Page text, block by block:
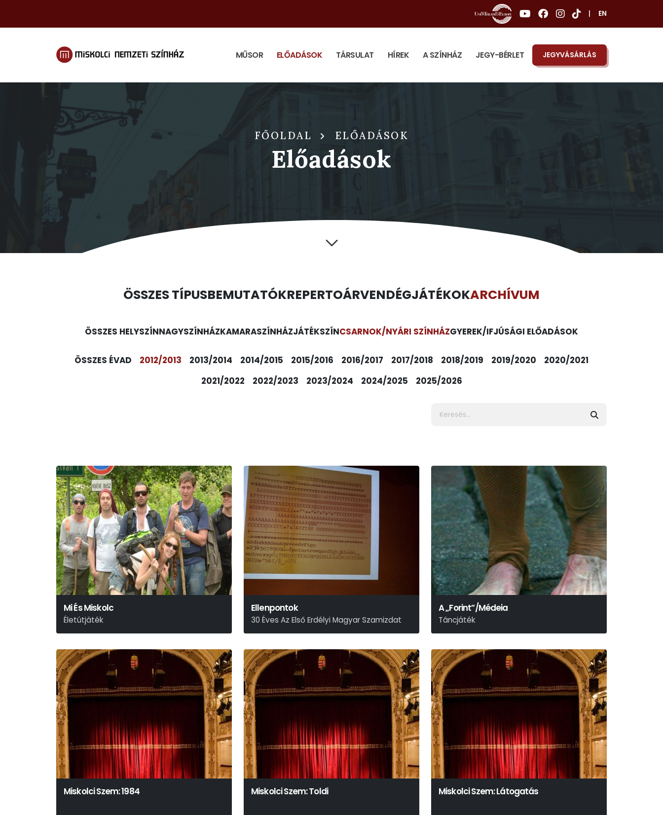
EN
MŰSOR ELŐADÁSOK TÁRSULAT HÍREK A SZÍNHÁZ JEGY-BÉRLET JEGYVÁSÁRLÁS
FŐOLDAL ELŐADÁSOK
Előadások
ÖSSZES TÍPUSBEMUTATÓKREPERTOÁRVENDÉGJÁTÉKOKARCHÍVUM
ÖSSZES HELYSZÍNNAGYSZÍNHÁZKAMARASZÍNHÁZJÁTÉKSZÍNCSARNOK/NYÁRI SZÍNHÁZGYEREK/IFJÚSÁGI ELŐADÁSOK
ÖSSZES ÉVAD 2012/2013 2013/2014 2014/2015 2015/2016 2016/2017 2017/2018 2018/2019 2019/2020
2020/2021
2021/2022
2022/2023 2023/2024 2024/2025 2025/2026
Mi És Miskolc
Életútjáték
Deres Péter - Szőcs Artur
Ellenpontok
30 Éves Az Első Erdélyi Magyar Szamizdat
A „Forint”/Médeia
Táncjáték
Miskolci Szem: 1984 Miskolci Szem: Toldi Miskolci Szem: Látogatás